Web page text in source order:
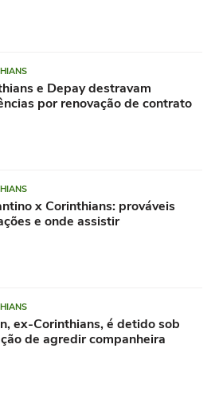
e Depay destravam
por renovação de contrato
x Corinthians: prováveis
e onde assistir
ex-Corinthians, é detido sob
de agredir companheira